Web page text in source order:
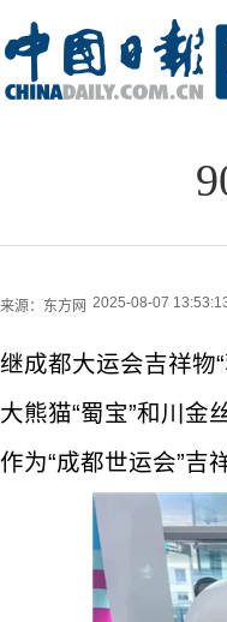
来源： 东方网 2025-08-07
继成都大运会吉祥物
大熊猫“蜀宝”和川金
作为“成都世运会”吉